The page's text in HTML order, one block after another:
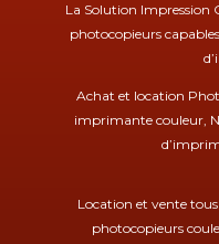
La Solution Impression
photocopieurs
Achat et location
imprimante couleur,
Location et vente
photocopieurs